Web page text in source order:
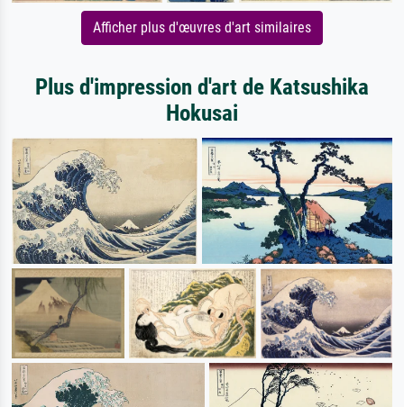
Afficher plus d'œuvres d'art similaires
Plus d'impression d'art de Katsushika
Hokusai